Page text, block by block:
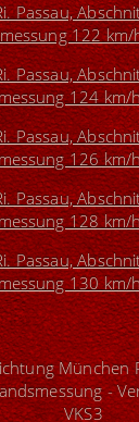
Passau,
122
Passau,
124
Passau,
126
Passau,
128
Passau,
130
München
-
VKS3